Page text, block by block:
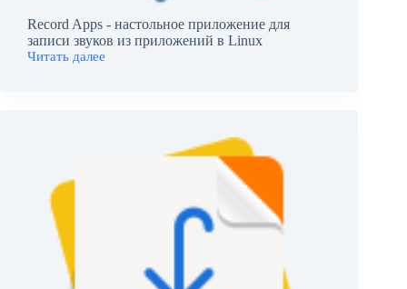
Record Apps - настольное приложение для
записи звуков из приложений в Linux
Читать далее
Record